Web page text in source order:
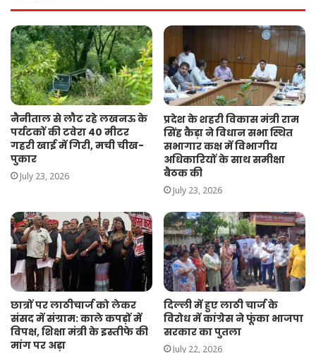
नैनीताल से लौट रहे लखनऊ के
पर्यटकों की टवेरा 40 मीटर
गहरी खाई में गिरी, मची चीख-
पुकार
July 23, 2026
प्रदेश के शहरी विकास मंत्री राम
सिंह कैड़ा ने विधान सभा स्थित
सभागार कक्ष में विभागीय
अधिकारियों के साथ समीक्षा
बैठक की
July 23, 2026
छात्रों पर लाठीचार्ज को लेकर
संसद में संग्राम: काले कपड़ों में
विपक्ष, शिक्षा मंत्री के इस्तीफे की
मांग पर अड़ा
दिल्ली में हुए लाठी चार्ज के
विरोध में कांग्रेस ने फूंका भाजपा
सरकार का पुतला
July 22, 2026